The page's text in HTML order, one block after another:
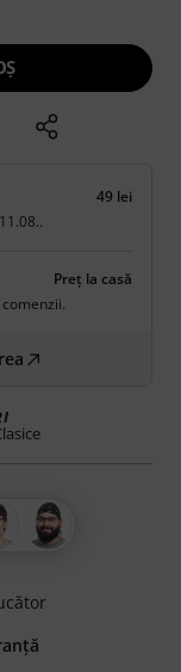
49 lei
.
Preț la casă